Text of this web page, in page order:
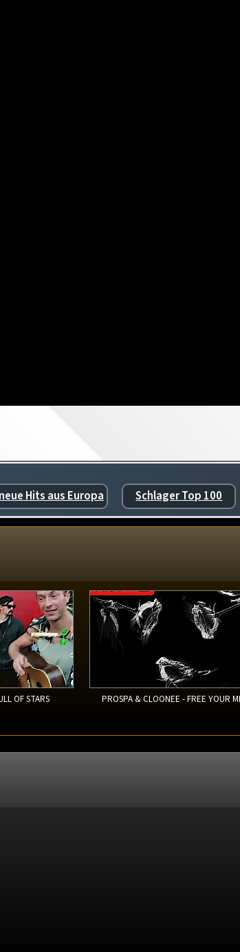
neue Hits aus Europa Schlager Top 100
OF STARS PROSPA & CLOONEE - FREE YOUR